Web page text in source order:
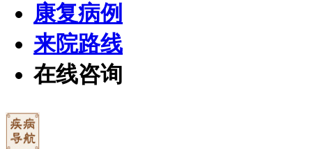
康复病例
来院路线
在线咨询